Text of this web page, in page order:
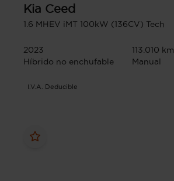
Kia Ceed
1.6 MHEV iMT 100kW (136CV) Tech
2023
113.010 km
Híbrido no enchufable
Manual
I.V.A. Deducible